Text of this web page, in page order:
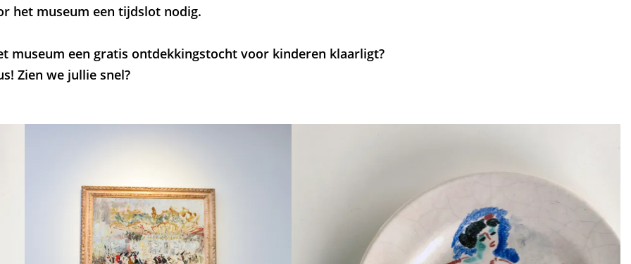
het museum een tijdslot nodig.
museum een gratis ontdekkingstocht voor kinderen klaarligt?
Zien we jullie snel?